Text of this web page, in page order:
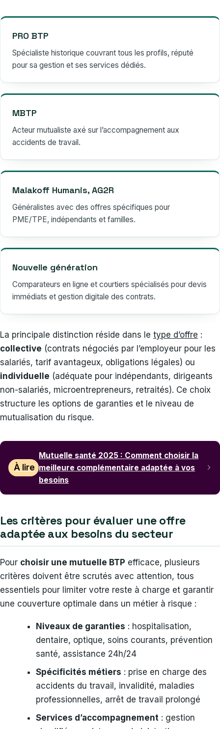
PRO BTP
Spécialiste historique couvrant tous les profils, réputé
pour sa gestion et ses services dédiés.
MBTP
Acteur mutualiste axé sur l’accompagnement aux
accidents de travail.
Malakoff Humanis, AG2R
Généralistes avec des offres spécifiques pour
PME/TPE, indépendants et familles.
Nouvelle génération
Comparateurs en ligne et courtiers spécialisés pour devis
immédiats et gestion digitale des contrats.
La principale distinction réside dans le type d’offre :
collective (contrats négociés par l’employeur pour les
salariés, tarif avantageux, obligations légales) ou
individuelle (adéquate pour indépendants, dirigeants
non-salariés, microentrepreneurs, retraités). Ce choix
structure les options de garanties et le niveau de
mutualisation du risque.
À lire
Mutuelle santé 2025 : Comment choisir la
meilleure complémentaire adaptée à vos
besoins
Les critères pour évaluer une offre
adaptée aux besoins du secteur
Pour choisir une mutuelle BTP efficace, plusieurs
critères doivent être scrutés avec attention, tous
essentiels pour limiter votre reste à charge et garantir
une couverture optimale dans un métier à risque :
Niveaux de garanties : hospitalisation,
dentaire, optique, soins courants, prévention
santé, assistance 24h/24
Spécificités métiers : prise en charge des
accidents du travail, invalidité, maladies
professionnelles, arrêt de travail prolongé
Services d’accompagnement : gestion